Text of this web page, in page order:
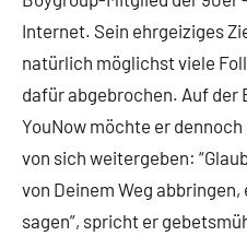
Internet. Sein ehrgeiziges
natürlich möglichst viele
dafür abgebrochen. Auf
YouNow möchte er
von sich weitergeben:
von Deinem Weg
sagen”, spricht er